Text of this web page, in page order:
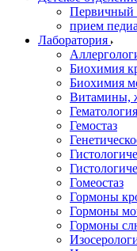
Первичный
прием
Лаборатория
Биохимия
Биохимия
Витамины,
Гематология
Гемостаз
Гомеостаз
Гормоны
Гормоны
Гормоны